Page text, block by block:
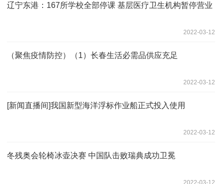
辽宁东港：167所学校全部停课 基层医疗卫生机构暂停营业
2022-03-12
（聚焦疫情防控）（1）长春生活必需品供应充足
2022-03-12
[新闻直播间]我国新型海洋浮标作业船正式投入使用
2022-03-12
冬残奥会轮椅冰壶决赛 中国队击败瑞典成功卫冕
2022-03-12